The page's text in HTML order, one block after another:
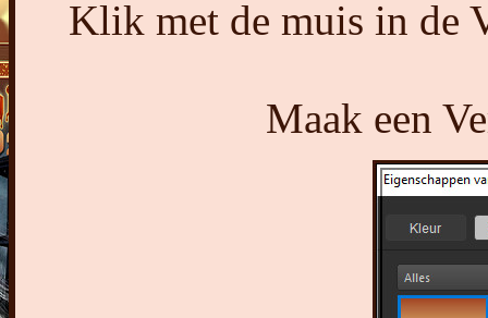
Klik met de muis in de
Maak een